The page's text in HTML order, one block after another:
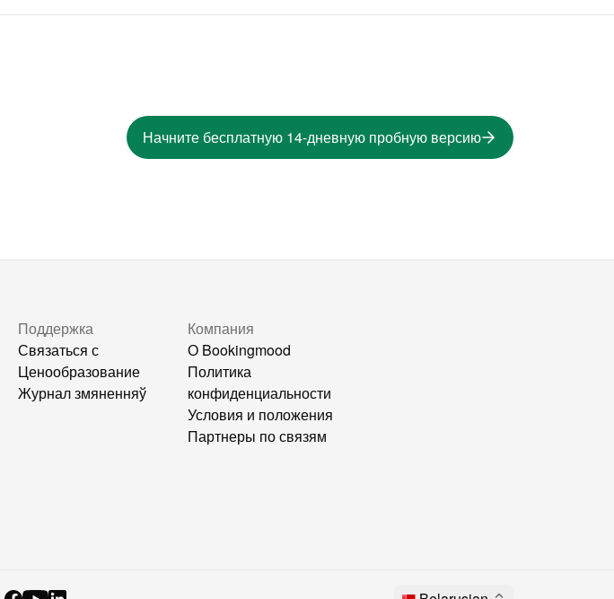
Начните бесплатную 14-дневную пробную версию
Поддержка
Связаться с
Ценообразование
Журнал змяненняў
Компания
О Bookingmood
Политика
конфиденциальности
Условия и положения
Партнеры по связям